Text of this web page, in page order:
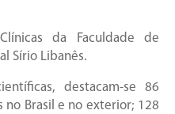
da Faculdade de
Sírio Libanês.
destacam-se 86
Brasil e no exterior; 128